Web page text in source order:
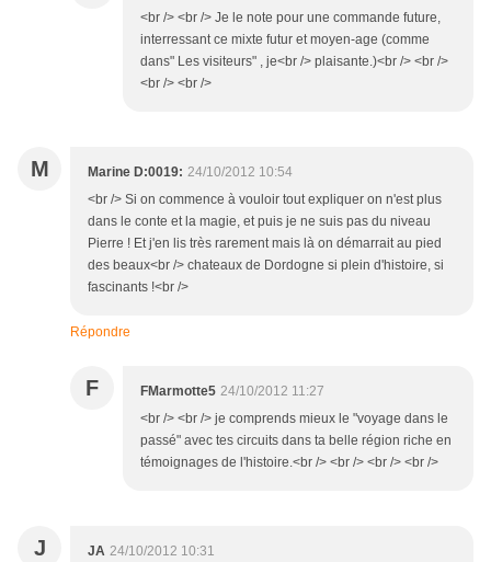
<br /> <br /> Je le note pour une commande future,
interressant ce mixte futur et moyen-age (comme
dans" Les visiteurs" , je<br /> plaisante.)<br /> <br />
<br /> <br />
M Marine D:0019: 24/10/2012 10:54
<br /> Si on commence à vouloir tout expliquer on n'est plus
dans le conte et la magie, et puis je ne suis pas du niveau
Pierre ! Et j'en lis très rarement mais là on démarrait au pied
des beaux<br /> chateaux de Dordogne si plein d'histoire, si
fascinants !<br />
Répondre
F FMarmotte5 24/10/2012 11:27
<br /> <br /> je comprends mieux le "voyage dans le
passé" avec tes circuits dans ta belle région riche en
témoignages de l'histoire.<br /> <br /> <br /> <br />
J JA 24/10/2012 10:31